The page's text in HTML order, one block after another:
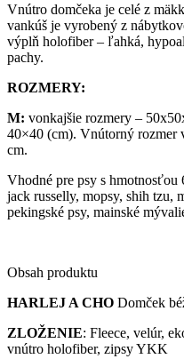
Vnútro domčeka je celé z
vankúš je vyrobený z
výplň holofiber – ľahká,
pachy.
ROZMERY:
M: vonkajšie rozmery –
40×40 (cm). Vnútorný rozmer
cm.
Vhodné pre psy s
jack russelly, mopsy, shih tzu,
pekingské psy, mainské
Obsah produktu
HARLEJ A CHO Domček
ZLOŽENIE: Fleece, velúr,
vnútro holofiber, zipsy YKK